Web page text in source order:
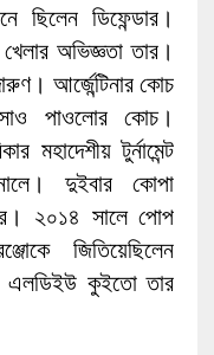
ছিলেন ডিফেন্ডার।
অভিজ্ঞতা তার।
আর্জেন্টিনার কোচ
পাওলোর কোচ।
মহাদেশীয় টুর্নামেন্ট
দুইবার কোপা
২০১৪ সালে পোপ
জিতিয়েছিলেন
এলডিইউ কুইতো তার